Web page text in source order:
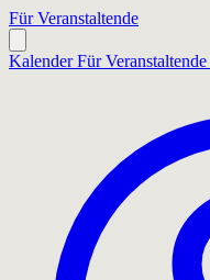
Für Veranstaltende
Kalender Für Veranstaltende